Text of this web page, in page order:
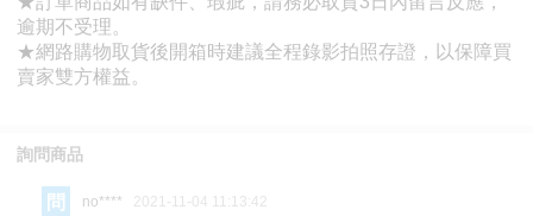
詢問商品
問 no**** 2021-11-04 11:13:42